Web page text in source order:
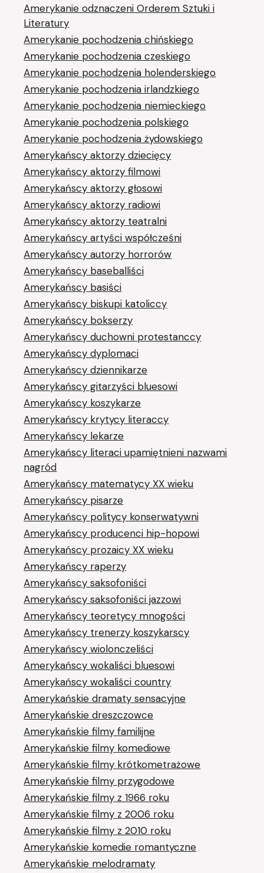
Amerykanie odznaczeni Orderem Sztuki i
Literatury
Amerykanie pochodzenia chińskiego
Amerykanie pochodzenia czeskiego
Amerykanie pochodzenia holenderskiego
Amerykanie pochodzenia irlandzkiego
Amerykanie pochodzenia niemieckiego
Amerykanie pochodzenia polskiego
Amerykanie pochodzenia żydowskiego
Amerykańscy aktorzy dziecięcy
Amerykańscy aktorzy filmowi
Amerykańscy aktorzy głosowi
Amerykańscy aktorzy radiowi
Amerykańscy aktorzy teatralni
Amerykańscy artyści współcześni
Amerykańscy autorzy horrorów
Amerykańscy baseballiści
Amerykańscy basiści
Amerykańscy biskupi katoliccy
Amerykańscy bokserzy
Amerykańscy duchowni protestanccy
Amerykańscy dyplomaci
Amerykańscy dziennikarze
Amerykańscy gitarzyści bluesowi
Amerykańscy koszykarze
Amerykańscy krytycy literaccy
Amerykańscy lekarze
Amerykańscy literaci upamiętnieni nazwami
nagród
Amerykańscy matematycy XX wieku
Amerykańscy pisarze
Amerykańscy politycy konserwatywni
Amerykańscy producenci hip-hopowi
Amerykańscy prozaicy XX wieku
Amerykańscy raperzy
Amerykańscy saksofoniści
Amerykańscy saksofoniści jazzowi
Amerykańscy teoretycy mnogości
Amerykańscy trenerzy koszykarscy
Amerykańscy wiolonczeliści
Amerykańscy wokaliści bluesowi
Amerykańscy wokaliści country
Amerykańskie dramaty sensacyjne
Amerykańskie dreszczowce
Amerykańskie filmy familijne
Amerykańskie filmy komediowe
Amerykańskie filmy krótkometrażowe
Amerykańskie filmy przygodowe
Amerykańskie filmy z 1966 roku
Amerykańskie filmy z 2006 roku
Amerykańskie filmy z 2010 roku
Amerykańskie komedie romantyczne
Amerykańskie melodramaty